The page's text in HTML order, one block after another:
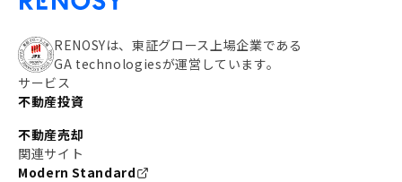
RENOSYは、東証グロース上場企業である
GA technologiesが運営しています。
サービス
不動産投資
不動産売却
関連サイト
Modern Standard